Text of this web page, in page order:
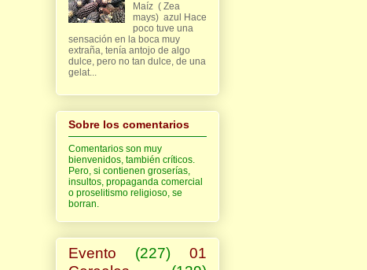
Maíz ( Zea
mays) azul Hace
poco tuve una
sensación en la boca muy
extraña, tenía antojo de algo
dulce, pero no tan dulce, de una
gelat...
Sobre los comentarios
Comentarios son muy
bienvenidos, también críticos.
Pero, si contienen groserías,
insultos, propaganda comercial
o proselitismo religioso, se
borran.
Evento (227)
01